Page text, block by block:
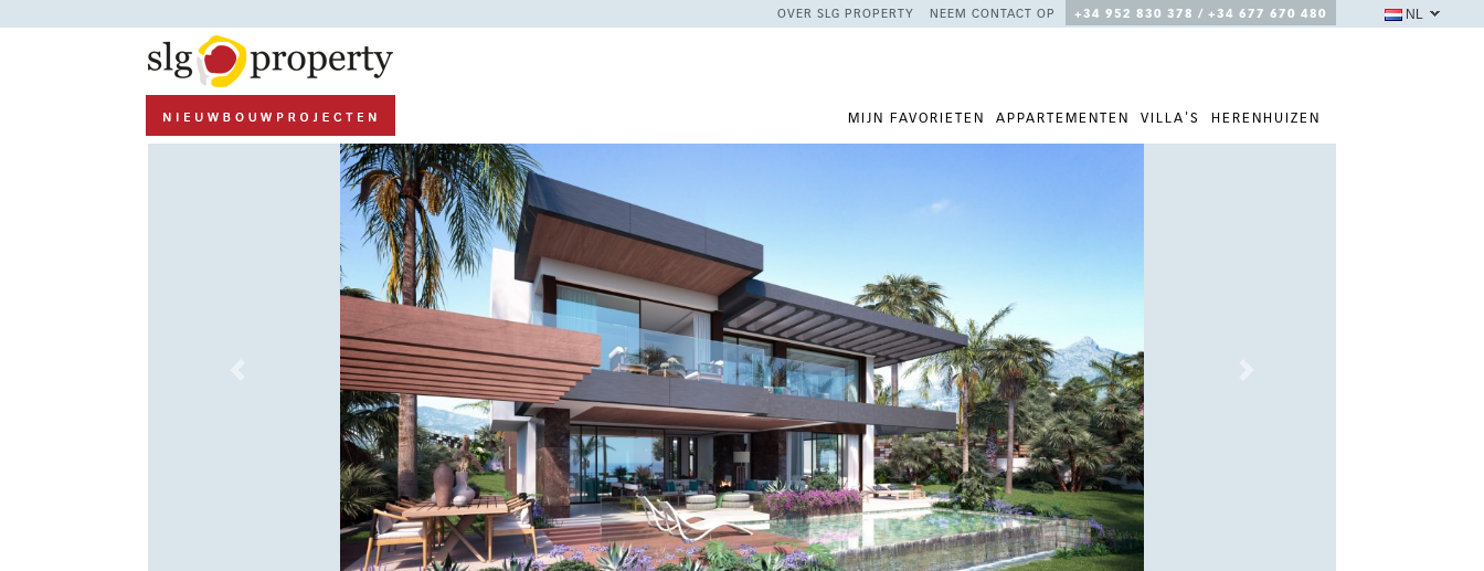
OVER SLG PROPERTY NEEM CONTACT OP +34 952 830 378 / +34 677 670 480
MIJN FAVORIETEN APPARTEMENTEN VILLA'S HERENHUIZEN
NL